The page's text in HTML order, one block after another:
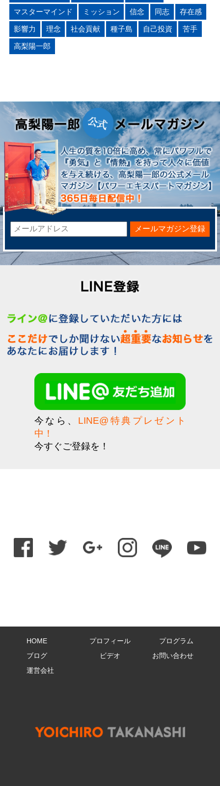
マスターマインド ミッション 信念 同志 存在感
影響力 理念 社会貢献 種子島 自己投資 苦手
高梨陽一郎
メールマガジン登録
今なら、 LINE@特典プレゼント
中！
今すぐご登録を！
HOME プロフィール
プログラム
ブログ
ビデオ
お問い合わせ
運営会社